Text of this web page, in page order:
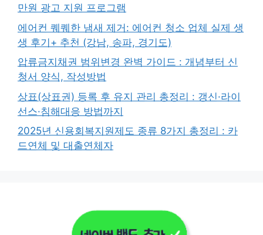
만원 광고 지원 프로그램
에어컨 퀘퀘한 냄새 제거: 에어컨 청소 업체 실제 생
생 후기+ 추천 (강남, 송파, 경기도)
압류금지채권 범위변경 완벽 가이드 : 개념부터 신
청서 양식, 작성방법
상표(상표권) 등록 후 유지 관리 총정리 : 갱신·라이
선스·침해대응 방법까지
2025년 신용회복지원제도 종류 8가지 총정리 : 카
드연체 및 대출연체자